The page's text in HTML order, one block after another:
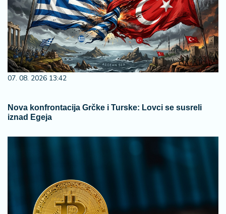
07. 08. 2026 09:14
Сазнања „Политике”: Црна Гора следећа у војном
савезу Загреба, Тиране и Приштине